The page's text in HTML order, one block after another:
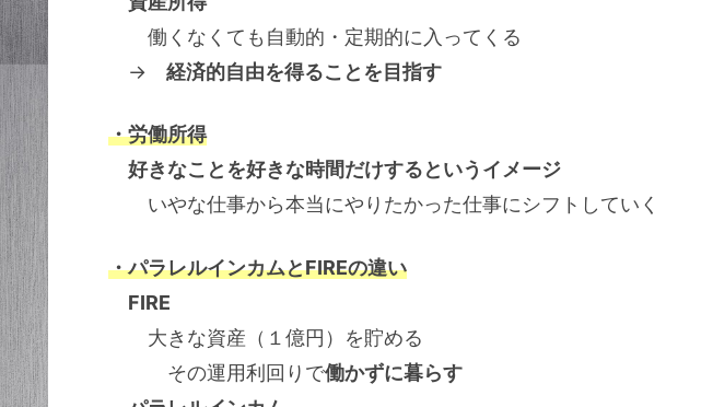
働くなくても自動的・定期的に入ってくる
→ 経済的自由を得ることを目指す
・労働所得
好きなことを好きな時間だけするというイメージ
いやな仕事から本当にやりたかった仕事にシフトしていく
・パラレルインカムとFIREの違い
FIRE
大きな資産（１億円）を貯める
その運用利回りで働かずに暮らす